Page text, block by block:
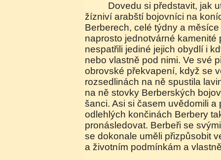
Dovedu si představit, jak utrmácení, unavení a
žízniví arabští bojovníci na
Berberech, celé týdny a
naprosto jednotvárné kamenité
nespatřili jediné jejich obydlí i
nebo vlastně pod nimi. Ve své
obrovské překvapení, když se
rozsedlinách na ně spustila
na ně stovky Berberských
šanci. Asi si časem uvědomili a
odlehlých končinách Berbery
pronásledovat. Berbeři se
se dokonale uměli přizpůsobit
a životním podmínkám a